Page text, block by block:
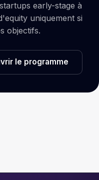
early-stage à
uniquement si
objectifs.
le programme